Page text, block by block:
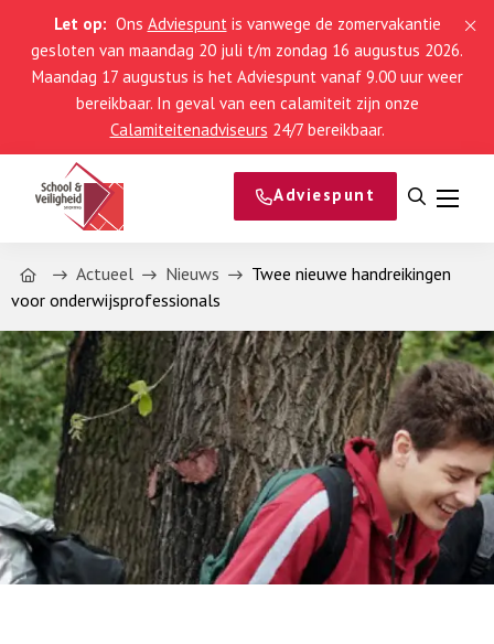
Let op: Ons Adviespuntis vanwege de zomervakantie
gesloten van maandag 20 juli t/m zondag 16 augustus 2026.
Maandag 17 augustus is het Adviespunt vanaf 9.00 uur weer
bereikbaar. In geval van een calamiteit zijn onze
Calamiteitenadviseurs 24/7 bereikbaar.
Adviespunt
Open
Menu
Home Actueel Nieuws
Twee nieuwe handreikingen
voor onderwijsprofessionals